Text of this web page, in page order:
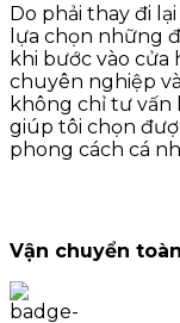
Do phải thay đi
lựa chọn những
khi bước vào cửa
chuyên nghiệp
không chỉ tư vấn
giúp tôi chọn
phong cách cá
Vận chuyển